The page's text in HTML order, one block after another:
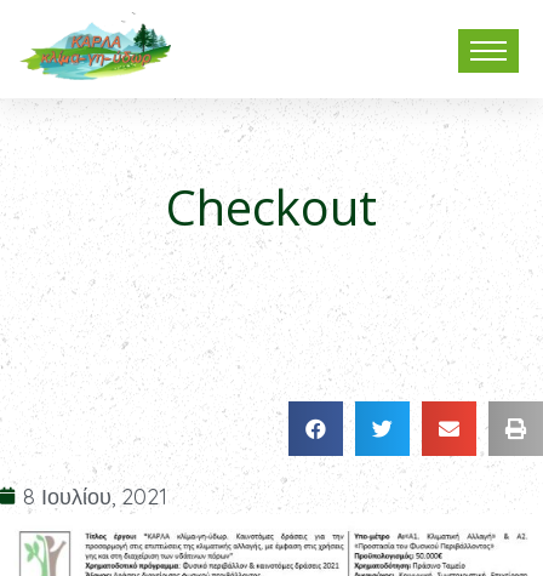
Checkout
8 Ιουλίου, 2021